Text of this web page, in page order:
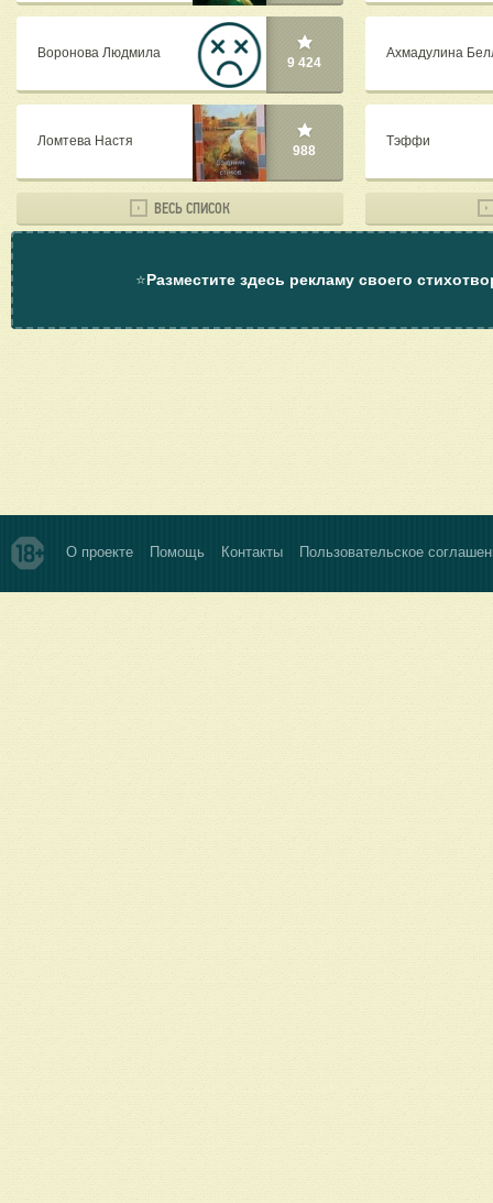
Воронова Людмила
9 424
Ломтева Настя
988
ВЕСЬ СПИСОК
Ахмадулина
Tэффи
⭐Разместите здесь рекламу своего
О проекте Помощь Контакты Пользовательское